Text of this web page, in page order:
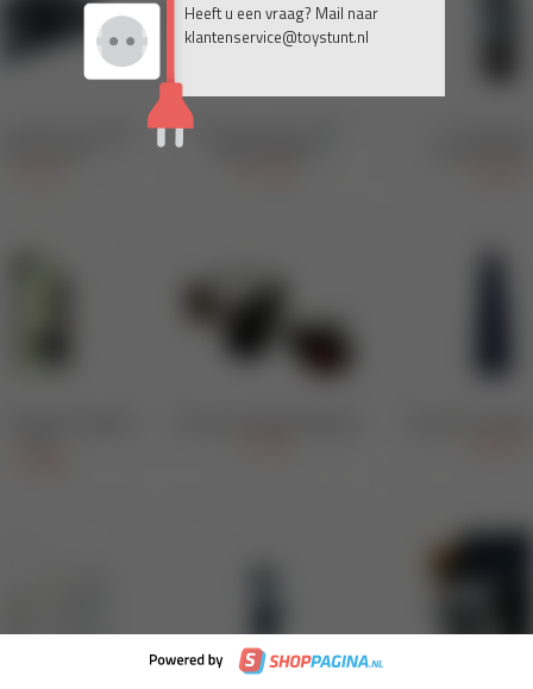
Heeft u een vraag? Mail naar
klantenservice@toystunt.nl